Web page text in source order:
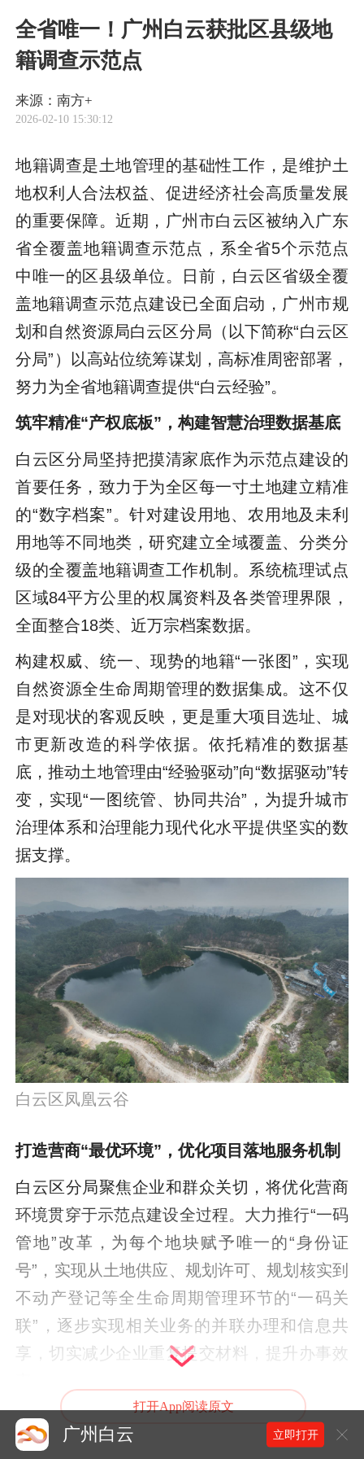
全省唯一！广州白云获批区县级地
籍调查示范点
来源：南方+
2026-02-10 15:30:12
地籍调查是土地管理的基础性工作，是维护土
地权利人合法权益、促进经济社会高质量发展
的重要保障。近期，广州市白云区被纳入广东
省全覆盖地籍调查示范点，系全省5个示范点
中唯一的区县级单位。日前，白云区省级全覆
盖地籍调查示范点建设已全面启动，广州市规
划和自然资源局白云区分局（以下简称“白云区
分局”）以高站位统筹谋划，高标准周密部署，
努力为全省地籍调查提供“白云经验”。
筑牢精准“产权底板”，构建智慧治理数据基底
白云区分局坚持把摸清家底作为示范点建设的
首要任务，致力于为全区每一寸土地建立精准
的“数字档案”。针对建设用地、农用地及未利
用地等不同地类，研究建立全域覆盖、分类分
级的全覆盖地籍调查工作机制。系统梳理试点
区域84平方公里的权属资料及各类管理界限，
全面整合18类、近万宗档案数据。
构建权威、统一、现势的地籍“一张图”，实现
自然资源全生命周期管理的数据集成。这不仅
是对现状的客观反映，更是重大项目选址、城
市更新改造的科学依据。依托精准的数据基
底，推动土地管理由“经验驱动”向“数据驱动”转
变，实现“一图统管、协同共治”，为提升城市
治理体系和治理能力现代化水平提供坚实的数
据支撑。
白云区凤凰云谷
打造营商“最优环境”，优化项目落地服务机制
白云区分局聚焦企业和群众关切，将优化营商
环境贯穿于示范点建设全过程。大力推行“一码
管地”改革，为每个地块赋予唯一的“身份证
号”，实现从土地供应、规划许可、规划核实到
不动产登记等全生命周期管理环节的“一码关
联”，逐步实现相关业务的并联办理和信息共
享，切实减少企业重复提交材料，提升办事效
为了进一步提升服务效能，白云区分局创新探
索自然资源资产组合供应全流程机制。以凤凰
打开App阅读原文
广州白云 立即打开